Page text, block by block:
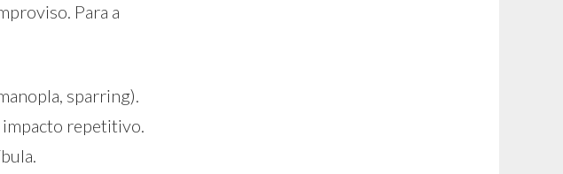
Para a
sparring).
impacto repetitivo.